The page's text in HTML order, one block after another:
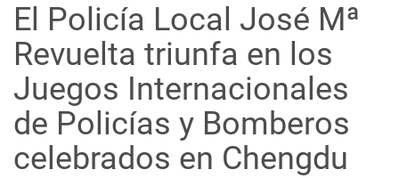
El Policía Local José Mª
Revuelta triunfa en los
Juegos Internacionales
de Policías y Bomberos
celebrados en Chengdu